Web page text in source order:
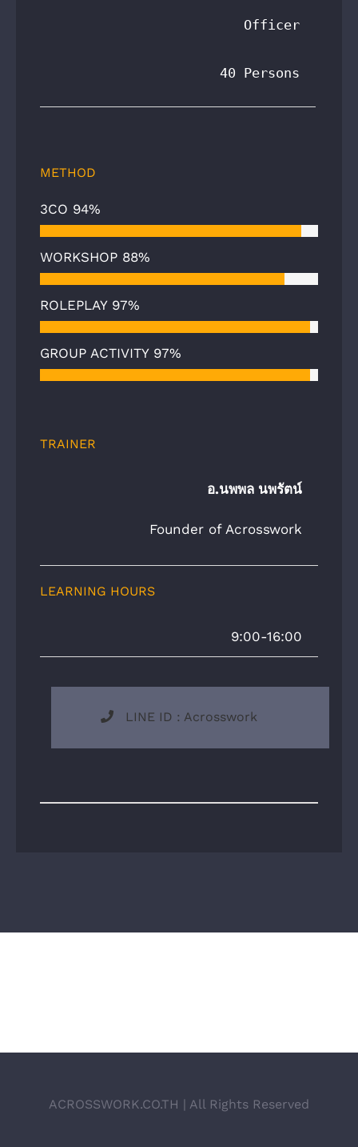
    Officer
40 Persons
METHOD
3CO 94%
WORKSHOP 88%
ROLEPLAY 97%
GROUP ACTIVITY 97%
TRAINER
อ.นพพล นพรัตน์
Founder of Acrosswork
LEARNING HOURS
9:00-16:00
LINE ID : Acrosswork
ACROSSWORK.CO.TH | All Rights Reserved